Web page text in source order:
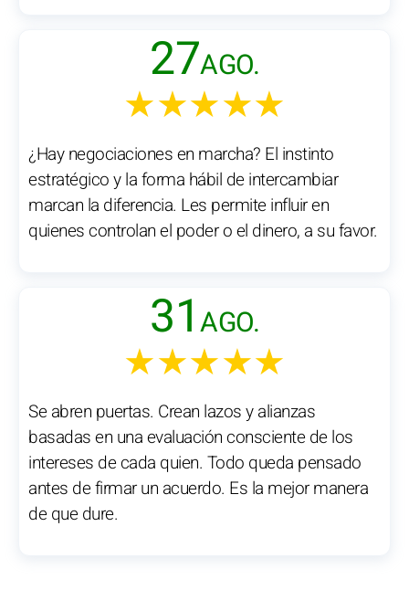
27AGO.
★★★★★
¿Hay negociaciones en marcha? El instinto
estratégico y la forma hábil de intercambiar
marcan la diferencia. Les permite influir en
quienes controlan el poder o el dinero, a su favor.
31 AGO.
★★★★★
Se abren puertas. Crean lazos y alianzas
basadas en una evaluación consciente de los
intereses de cada quien. Todo queda pensado
antes de firmar un acuerdo. Es la mejor manera
de que dure.